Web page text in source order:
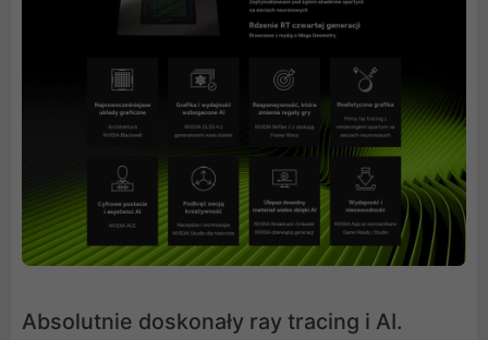
Absolutnie doskonały ray tracing i AI.